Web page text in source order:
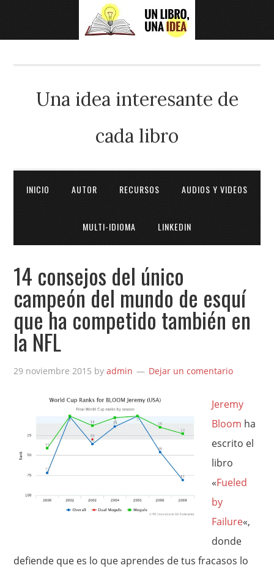
Una idea interesante de
cada libro
INICIO AUTOR RECURSOS AUDIOS Y VIDEOS
MULTI-IDIOMA LINKEDIN
14 consejos del único
campeón del mundo de esquí
que ha competido también en
la NFL
29 noviembre 2015 byadmin Dejar un comentario
Jeremy
Bloom ha
escrito el
libro
«Fueled
by
Failure«,
donde
defiende que es lo que aprendes de tus fracasos lo